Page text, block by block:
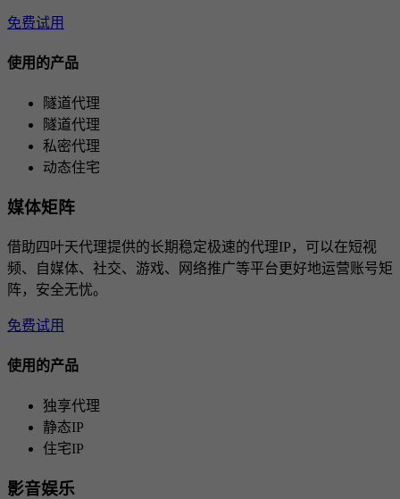
免费试用
使用的产品
隧道代理
隧道代理
私密代理
动态住宅
媒体矩阵
借助四叶天代理提供的长期稳定极速的代理IP，可以在短视
频、自媒体、社交、游戏、网络推广等平台更好地运营账号矩
阵，安全无忧。
免费试用
使用的产品
独享代理
静态IP
住宅IP
影音娱乐